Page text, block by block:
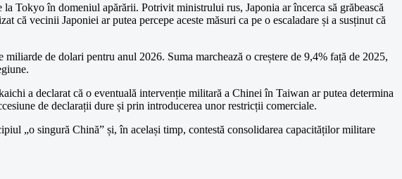
Tokyo în domeniul apărării. Potrivit ministrului rus, Japonia ar încerca să grăbească
vecinii Japoniei ar putea percepe aceste măsuri ca pe o escaladare și a susținut că
de dolari pentru anul 2026. Suma marchează o creștere de 9,4% față de 2025,
a declarat că o eventuală intervenție militară a Chinei în Taiwan ar putea determina
de declarații dure și prin introducerea unor restricții comerciale.
„o singură Chină” și, în același timp, contestă consolidarea capacităților militare